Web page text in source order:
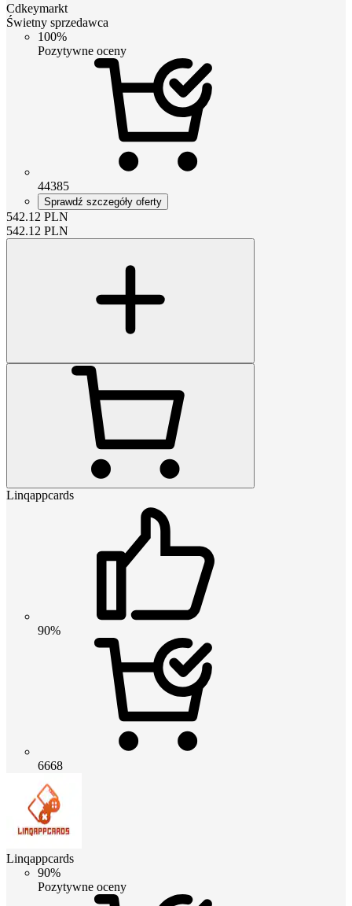
Cdkeymarkt
Świetny sprzedawca
100%
Pozytywne oceny
44385
Sprawdź szczegóły oferty
542.12 PLN
542.12 PLN
Linqappcards
90%
6668
Linqappcards
90%
Pozytywne oceny